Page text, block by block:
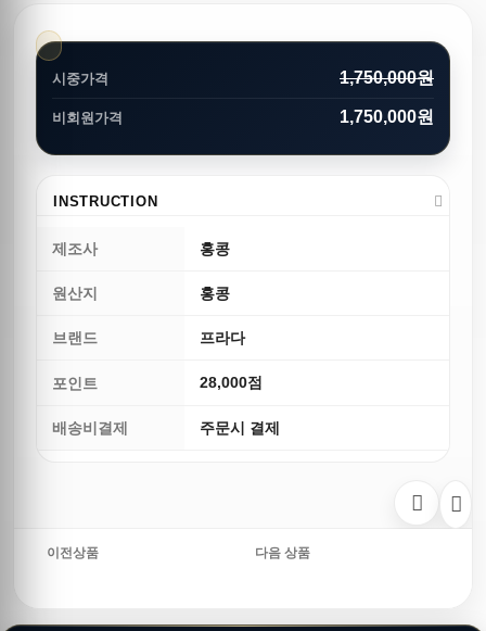
시중가격 1,750,000원
비회원가격 1,750,000원
INSTRUCTION
제조사 홍콩
원산지 홍콩
브랜드 프라다
포인트 28,000점
배송비결제 주문시 결제
이전상품 다음 상품